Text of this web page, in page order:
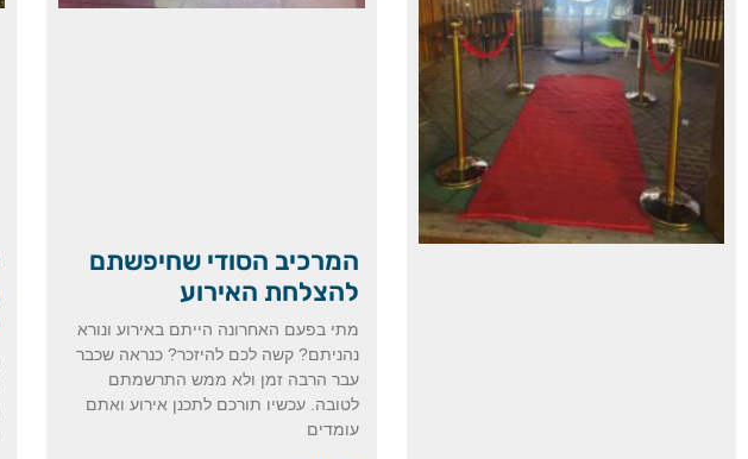
המרכיב הסודי שחיפשתם
להצלחת האירוע
מתי בפעם האחרונה הייתם באירוע ונורא
נהניתם? קשה לכם להיזכר? כנראה שכבר
עבר הרבה זמן ולא ממש התרשמתם
לטובה. עכשיו תורכם לתכנן אירוע ואתם
עומדים